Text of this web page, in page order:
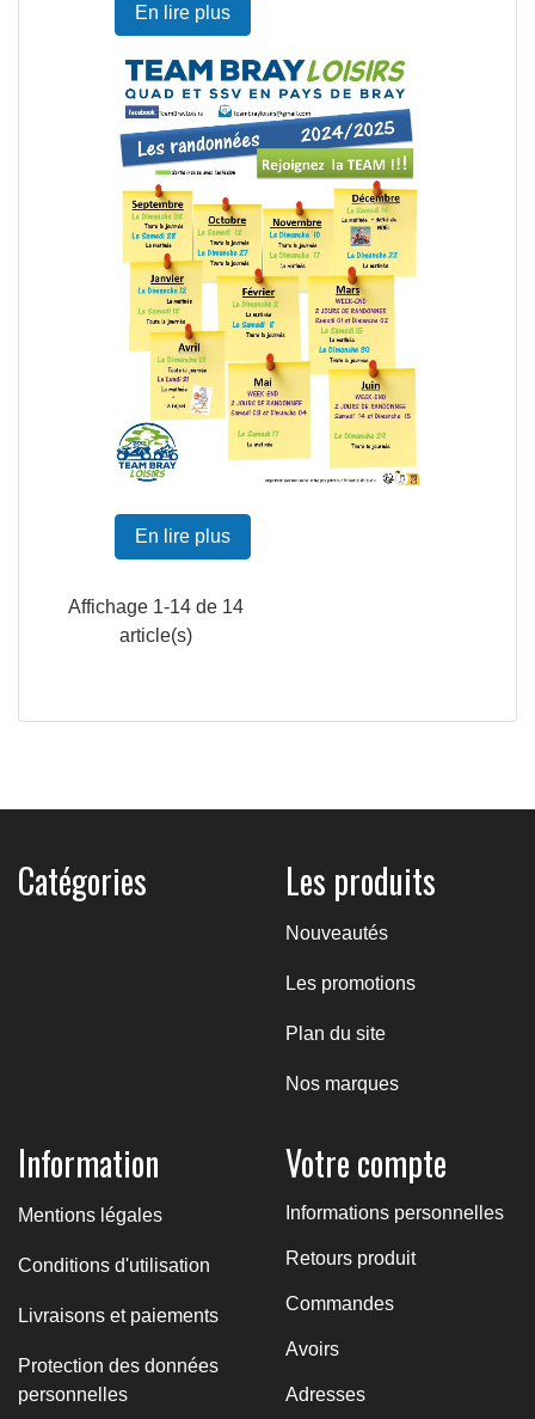
En lire plus
En lire plus
Affichage 1-14 de 14
article(s)
Catégories Les produits
Nouveautés
Les promotions
Plan du site
Nos marques
Information
Mentions légales
Conditions d'utilisation
Livraisons et paiements
Protection des données
personnelles
Votre compte
Informations personnelles
Retours produit
Commandes
Avoirs
Adresses